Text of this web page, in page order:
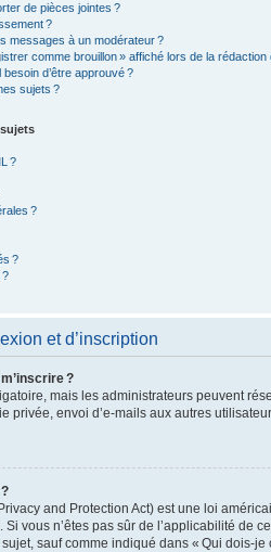
de pièces jointes ?
?
messages à un modérateur ?
comme brouillon » affiché lors de la rédaction
d’être approuvé ?
sujets ?
?
?
?
?
et d’inscription
?
mais les administrateurs peuvent
privée, envoi d’e-mails aux autres
and Protection Act) est une loi
vous n’êtes pas sûr de l’applicabilité de
sauf comme indiqué dans « Qui dois-